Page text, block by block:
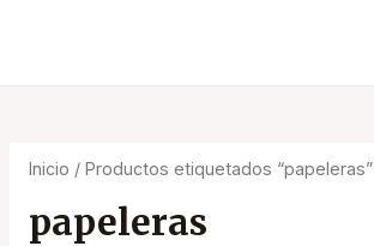
Inicio / Productos etiquetados “papeleras”
papeleras